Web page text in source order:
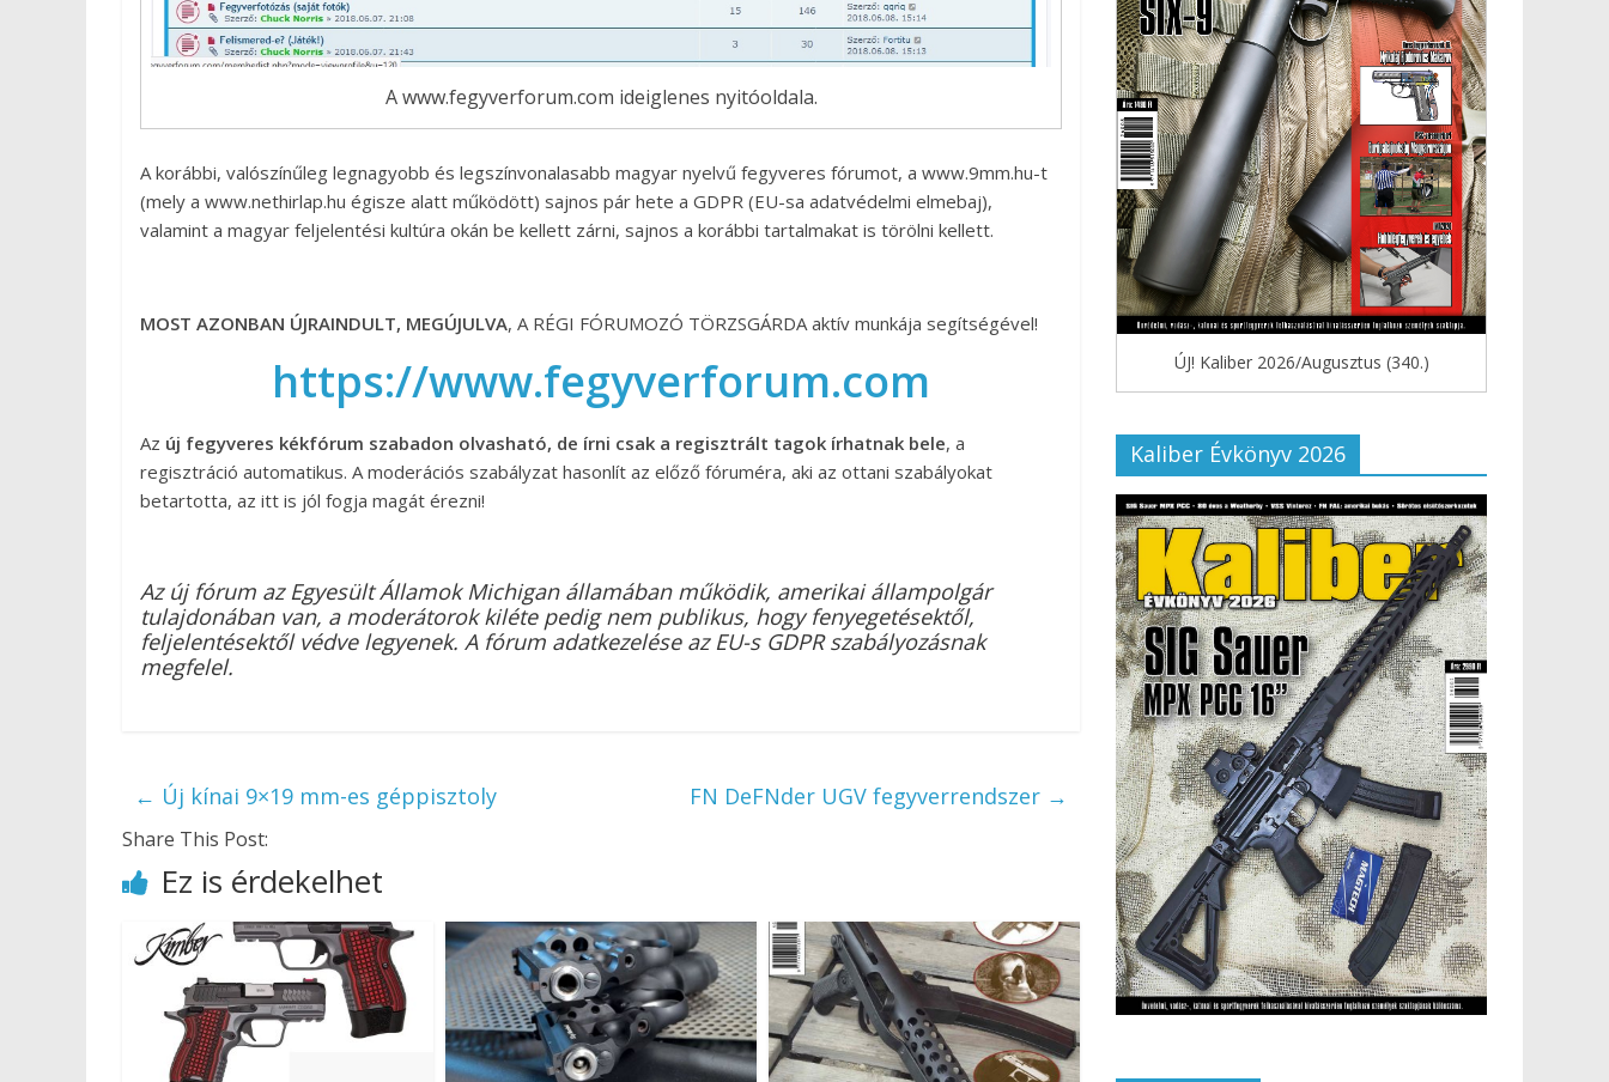
A www.fegyverforum.com ideiglenes nyitóoldala.
A korábbi, valószínűleg legnagyobb és legszínvonalasabb magyar nyelvű fegyveres fórumot, a www.9mm.hu-t
(mely a www.nethirlap.hu égisze alatt működött) sajnos pár hete a GDPR (EU-sa adatvédelmi elmebaj),
valamint a magyar feljelentési kultúra okán be kellett zárni, sajnos a korábbi tartalmakat is törölni kellett.
MOST AZONBAN ÚJRAINDULT, MEGÚJULVA, A RÉGI FÓRUMOZÓ TÖRZSGÁRDA aktív munkája segítségével!
https://www.fegyverforum.com
Az új fegyveres kékfórum szabadon olvasható, de írni csak a regisztrált tagok írhatnak bele, a
regisztráció automatikus. A moderációs szabályzat hasonlít az előző fóruméra, aki az ottani szabályokat
betartotta, az itt is jól fogja magát érezni!
Az új fórum az Egyesült Államok Michigan államában működik, amerikai állampolgár
tulajdonában van, a moderátorok kiléte pedig nem publikus, hogy fenyegetésektől,
feljelentésektől védve legyenek. A fórum adatkezelése az EU-s GDPR szabályozásnak
megfelel.
← Új kínai 9×19 mm-es géppisztoly FN DeFNder UGV fegyverrendszer →
Share This Post:
Ez is érdekelhet
ÚJ! Kaliber 2026/Augusztus (340.)
Kaliber Évkönyv 2026